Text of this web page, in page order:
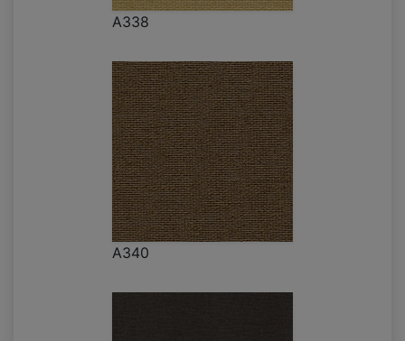
A338
A340